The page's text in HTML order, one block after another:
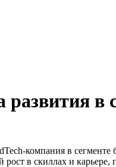
в
компания в сегменте
в скиллах и